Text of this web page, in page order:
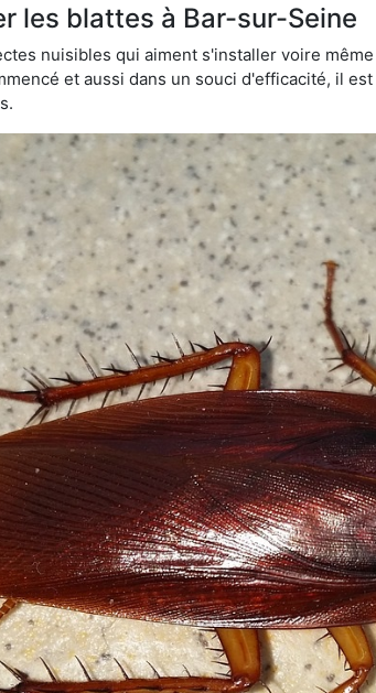
les blattes à Bar-sur-Seine
nuisibles qui aiment s'installer voire
et aussi dans un souci d'efficacité, il